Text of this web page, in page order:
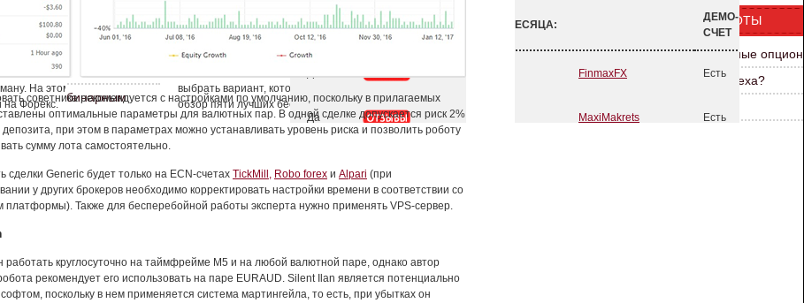
советника рекомендуется с настройками по умолчанию, поскольку в прилагаемых
оптимальные параметры для валютных пар. В одной сделке допускается риск 2%
при этом в параметрах можно устанавливать уровень риска и позволить роботу
сумму лота самостоятельно.
сделки Generic будет только на ECN-счетах TickMill, Robo forex и Alpari (при
у других брокеров необходимо корректировать настройки времени в соответствии со
платформы). Также для бесперебойной работы эксперта нужно применять VPS-сервер.
работать круглосуточно на таймфрейме М5 и на любой валютной паре, однако автор
рекомендует его использовать на паре EURAUD. Silent Ilan является потенциально
поскольку в нем применяется система мартингейла, то есть, при убытках он